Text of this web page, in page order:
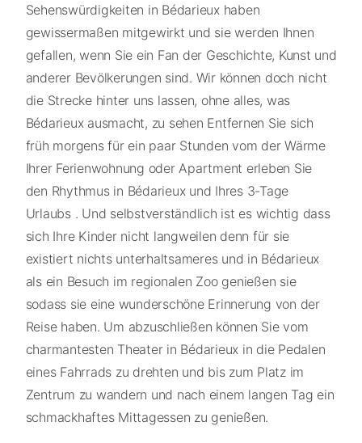
Sehenswürdigkeiten in Bédarieux haben
gewissermaßen mitgewirkt und sie werden Ihnen
gefallen, wenn Sie ein Fan der Geschichte, Kunst und
anderer Bevölkerungen sind. Wir können doch nicht
die Strecke hinter uns lassen, ohne alles, was
Bédarieux ausmacht, zu sehen Entfernen Sie sich
früh morgens für ein paar Stunden vom der Wärme
Ihrer Ferienwohnung oder Apartment erleben Sie
den Rhythmus in Bédarieux und Ihres 3-Tage
Urlaubs . Und selbstverständlich ist es wichtig dass
sich Ihre Kinder nicht langweilen denn für sie
existiert nichts unterhaltsameres und in Bédarieux
als ein Besuch im regionalen Zoo genießen sie
sodass sie eine wunderschöne Erinnerung von der
Reise haben. Um abzuschließen können Sie vom
charmantesten Theater in Bédarieux in die Pedalen
eines Fahrrads zu drehten und bis zum Platz im
Zentrum zu wandern und nach einem langen Tag ein
schmackhaftes Mittagessen zu genießen.